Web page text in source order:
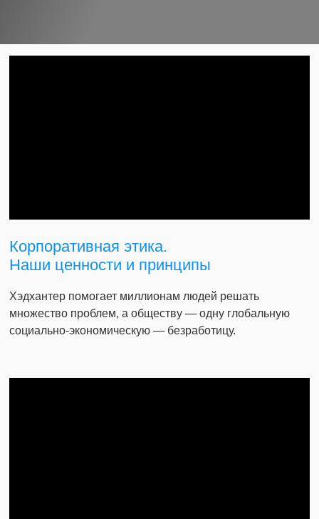
Корпоративная этика.
Наши ценности и принципы
Хэдхантер помогает миллионам людей решать
множество проблем, а обществу — одну глобальную
социально-экономическую — безработицу.